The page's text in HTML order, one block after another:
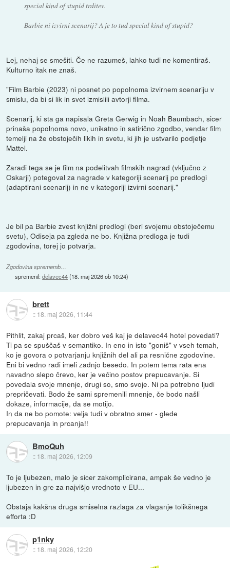
special kind of stupid trditev.
Barbie ni izvirni scenarij? A je to tud special kind of stupid?
Lej, nehaj se smešiti. Če ne razumeš, lahko tudi ne komentiraš.
Kulturno itak ne znaš.
"Film Barbie (2023) ni posnet po popolnoma izvirnem scenariju v
smislu, da bi si lik in svet izmislili avtorji filma.
Scenarij, ki sta ga napisala Greta Gerwig in Noah Baumbach, sicer
prinaša popolnoma novo, unikatno in satirično zgodbo, vendar film
temelji na že obstoječih likih in svetu, ki jih je ustvarilo podjetje
Mattel.
Zaradi tega se je film na podelitvah filmskih nagrad (vključno z
Oskarji) potegoval za nagrade v kategoriji scenarij po predlogi
(adaptirani scenarij) in ne v kategoriji izvirni scenarij."
Je bil pa Barbie zvest knjižni predlogi (beri svojemu obstoječemu
svetu), Odiseja pa zgleda ne bo. Knjižna predloga je tudi
zgodovina, torej jo potvarja.
Zgodovina sprememb…
spremenil:delavec44(18. maj 2026 ob 10:24)
brett
:: 18. maj 2026, 11:44
Pithlit, zakaj prcaš, ker dobro veš kaj je delavec44 hotel povedati?
Ti pa se spuščaš v semantiko. In eno in isto "goniš" v vseh temah,
ko je govora o potvarjanju knjižnih del ali pa resnične zgodovine.
Eni bi vedno radi imeli zadnjo besedo. In potem tema rata ena
navadno slepo črevo, ker je večino postov prepucavanje. Si
povedala svoje mnenje, drugi so, smo svoje. Ni pa potrebno ljudi
prepričevati. Bodo že sami spremenili mnenje, če bodo našli
dokaze, informacije, da se motijo.
In da ne bo pomote: velja tudi v obratno smer - glede
prepucavanja in prcanja!!
BmoQuh
:: 18. maj 2026, 12:09
To je ljubezen, malo je sicer zakomplicirana, ampak še vedno je
ljubezen in gre za najvišjo vrednoto v EU...
Obstaja kakšna druga smiselna razlaga za vlaganje tolikšnega
efforta :D
p1nky
:: 18. maj 2026, 12:20